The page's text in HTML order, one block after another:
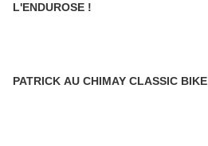
L'ENDUROSE !
PATRICK AU CHIMAY CLASSIC BIKE